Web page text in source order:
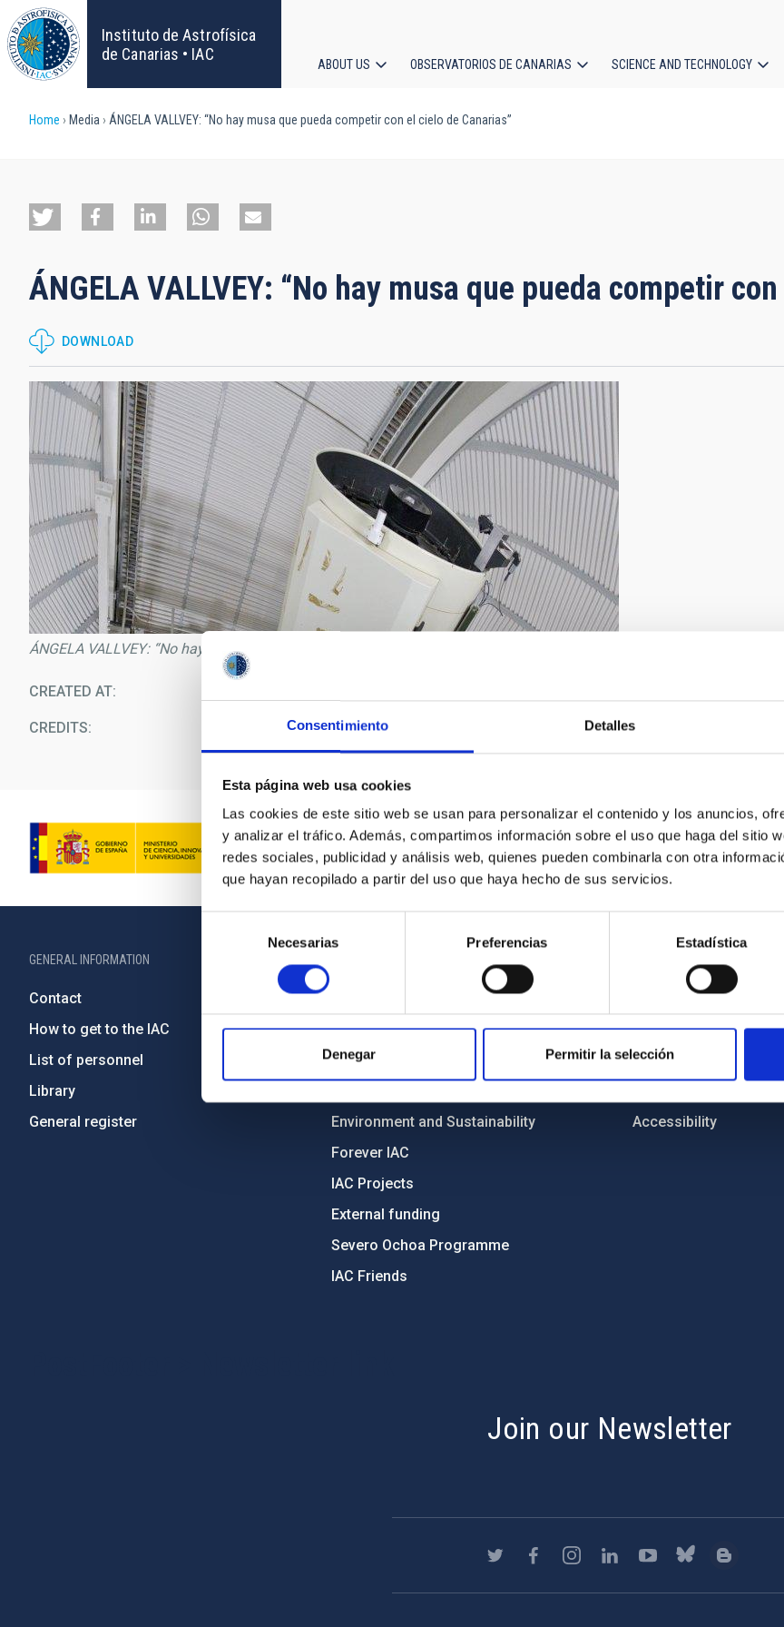
Consentimiento Detalles
Esta página web usa cookies
Las cookies de este sitio web se usan para personalizar el contenido y los anuncios,
y analizar el tráfico. Además, compartimos información sobre el uso que haga del sitio
redes sociales, publicidad y análisis web, quienes pueden combinarla con otra
que hayan recopilado a partir del uso que haya hecho de sus servicios.
consentimiento
Necesarias Preferencias Estadística
Denegar Permitir la selección
Skip
to
main
content
Instituto de Astrofísica
de Canarias • IAC
navigation
ABOUT US OBSERVATORIOS DE CANARIAS SCIENCE AND TECHNOLOGY
Breadcrumb
Home Media ÁNGELA VALLVEY: “No hay musa que pueda competir con el cielo de Canarias”
ÁNGELA VALLVEY: “No hay musa que pueda competir
DOWNLOAD
ÁNGELA VALLVEY: “No hay musa que pueda competir con el cielo de Canarias”
CREATED AT
CREDITS
GENERAL INFORMATION
Contact
How to get to the IAC
List of personnel
Library
General register
Transparency
Code of ethics and anti-fraud policy
Environment and Sustainability
Forever IAC
IAC Projects
External funding
Severo Ochoa Programme
IAC Friends
Privacy policy
Legal notice
Accessibility
Join our Newsletter